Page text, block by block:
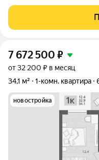
побережье между Пионерским и Светлогорском. До
7 672 500 ₽
от 32 200 ₽ в месяц
34,1 м²
1-комн. квартира
новостройка